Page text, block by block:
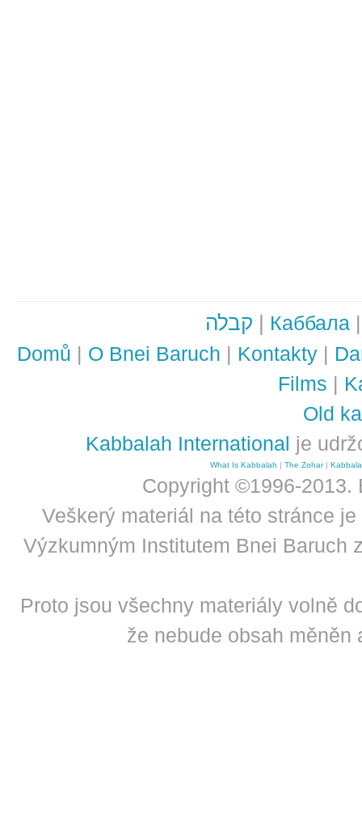
קבלה | Каббала
Domů | O Bnei Baruch | Kontakty |
Films |
Old
Kabbalah International je
What Is Kabbalah |The Zohar|
Copyright ©1996-2013.
Veškerý materiál na této stránce
Výzkumným Institutem Bnei Baruch
Proto jsou všechny materiály volně
že nebude obsah měněn